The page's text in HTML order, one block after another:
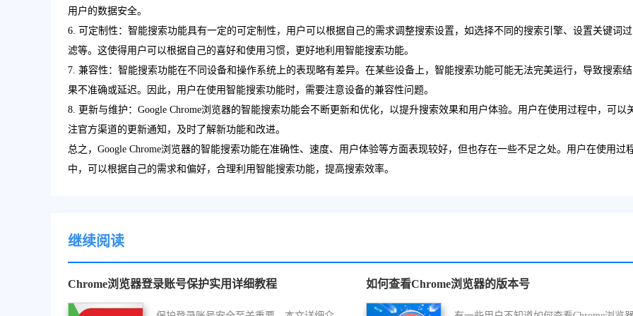
用户的数据安全。
6. 可定制性：智能搜索功能具有一定的可定制性，用户可以根据自己的需求调整搜索设置，如选择不同的搜索引擎、设置关键词过
滤等。这使得用户可以根据自己的喜好和使用习惯，更好地利用智能搜索功能。
7. 兼容性：智能搜索功能在不同设备和操作系统上的表现略有差异。在某些设备上，智能搜索功能可能无法完美运行，导致搜索结
果不准确或延迟。因此，用户在使用智能搜索功能时，需要注意设备的兼容性问题。
8. 更新与维护：Google Chrome浏览器的智能搜索功能会不断更新和优化，以提升搜索效果和用户体验。用户在使用过程中，可以
注官方渠道的更新通知，及时了解新功能和改进。
总之，Google Chrome浏览器的智能搜索功能在准确性、速度、用户体验等方面表现较好，但也存在一些不足之处。用户在使用过
中，可以根据自己的需求和偏好，合理利用智能搜索功能，提高搜索效率。
继续阅读
Chrome浏览器登录账号保护实用详细教程 如何查看Chrome浏览器的版本号